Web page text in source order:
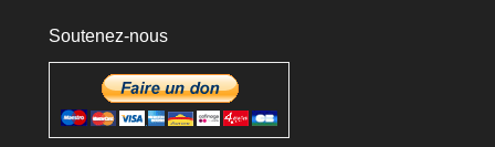
Soutenez-nous